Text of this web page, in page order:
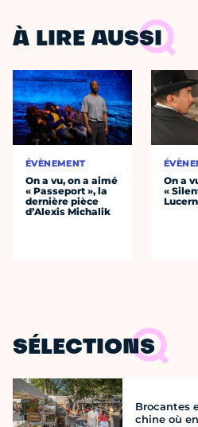
À LIRE AUSSI
ÉVÈNEMENT
On a vu, on a aimé
« Passeport », la
dernière pièce
d’Alexis Michalik
On a
«
SÉLECTIONS
Brocantes
chine où